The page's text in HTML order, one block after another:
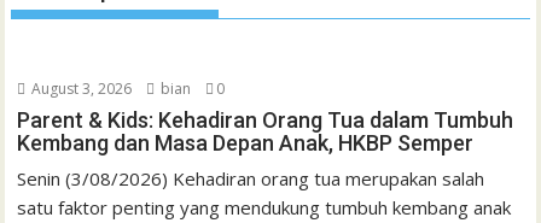
August 3, 2026 bian 0
Parent & Kids: Kehadiran Orang Tua dalam Tumbuh
Kembang dan Masa Depan Anak, HKBP Semper
Senin (3/08/2026) Kehadiran orang tua merupakan salah
satu faktor penting yang mendukung tumbuh kembang anak